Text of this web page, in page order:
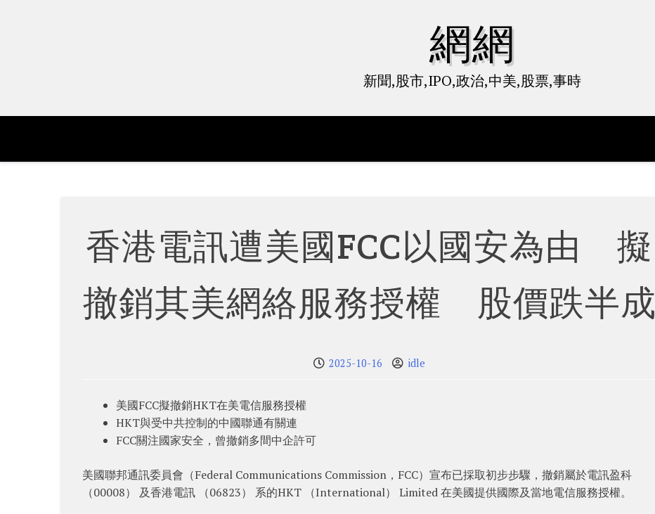
網網
新聞,股市,IPO,政治,中美,股票,事時
香港電訊遭美國FCC以國安為由 擬
撤銷其美網絡服務授權 股價跌半成
2025-10-16 idle
美國FCC擬撤銷HKT在美電信服務授權
HKT與受中共控制的中國聯通有關連
FCC關注國家安全，曾撤銷多間中企許可
美國聯邦通訊委員會（Federal Communications Commission，FCC）宣布已採取初步步驟，撤銷屬於電訊盈科
（00008） 及香港電訊 （06823） 系的HKT （International） Limited 在美國提供國際及當地電信服務授權。